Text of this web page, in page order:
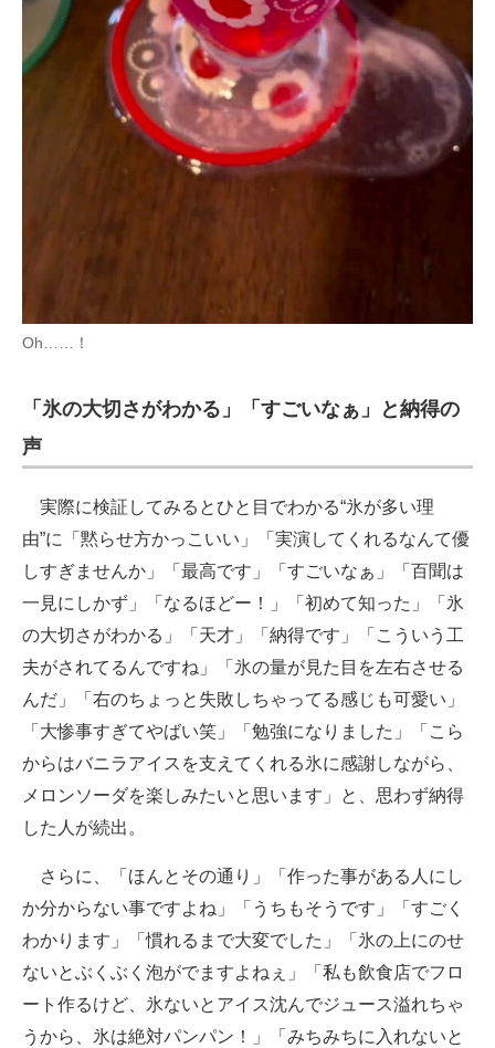
Oh……！
「氷の大切さがわかる」「すごいなぁ」と納得の
声
実際に検証してみるとひと目でわかる“氷が多い理
由”に「黙らせ方かっこいい」「実演してくれるなんて優
しすぎませんか」「最高です」「すごいなぁ」「百聞は
一見にしかず」「なるほどー！」「初めて知った」「氷
の大切さがわかる」「天才」「納得です」「こういう工
夫がされてるんですね」「氷の量が見た目を左右させる
んだ」「右のちょっと失敗しちゃってる感じも可愛い」
「大惨事すぎてやばい笑」「勉強になりました」「こら
からはバニラアイスを支えてくれる氷に感謝しながら、
メロンソーダを楽しみたいと思います」と、思わず納得
した人が続出。
さらに、「ほんとその通り」「作った事がある人にし
か分からない事ですよね」「うちもそうです」「すごく
わかります」「慣れるまで大変でした」「氷の上にのせ
ないとぶくぶく泡がでますよねぇ」「私も飲食店でフロ
ート作るけど、氷ないとアイス沈んでジュース溢れちゃ
うから、氷は絶対パンパン！」「みちみちに入れないと